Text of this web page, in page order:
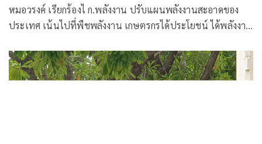
หมอวรงค์ เรียกร้องไ ก.พลังงาน ปรับแผนพลังงานสะอาดของ
ประเทศ เน้นไปที่พืชพลังงาน เกษตรกรได้ประโยชน์ ได้พลังงาน